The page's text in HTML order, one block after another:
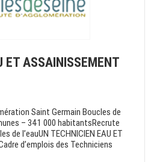
ET ASSAINISSEMENT
Saint Germain Boucles de
– 341 000 habitantsRecrute
de l’eauUN TECHNICIEN EAU ET
d’emplois des Techniciens